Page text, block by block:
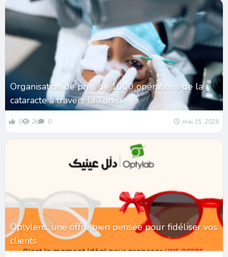
Organisation de près de 1000 opérations de la
cataracte à travers la Tunisie
0 2k 0 mai 15, 2026
Optylens, une offre bien pensée pour fidéliser vos
clients